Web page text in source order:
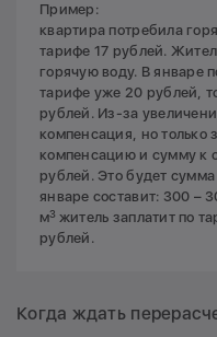
Пример:
квартира потребила
тарифе 17 рублей.
горячую воду. В январе
тарифе уже 20 рублей,
рублей. Из-за
компенсация, но только
компенсацию и сумму к
рублей. Это будет
январе составит: 300 –
м3 житель заплатит по
рублей.
Когда ждать